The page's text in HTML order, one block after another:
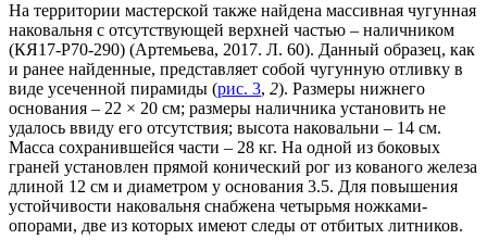
На территории мастерской также найдена массивная чугунная
наковальня с отсутствующей верхней частью – наличником
(КЯ17-Р70-290) (Артемьева, 2017. Л. 60). Данный образец, как
и ранее найденные, представляет собой чугунную отливку в
виде усеченной пирамиды (рис. 3, 2). Размеры нижнего
основания – 22 × 20 см; размеры наличника установить не
удалось ввиду его отсутствия; высота наковальни – 14 см.
Масса сохранившейся части – 28 кг. На одной из боковых
граней установлен прямой конический рог из кованого железа
длиной 12 см и диаметром у основания 3.5. Для повышения
устойчивости наковальня снабжена четырьмя ножками-
опорами, две из которых имеют следы от отбитых литников.